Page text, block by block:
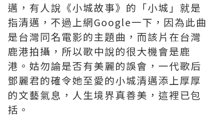
邁，有人說《小城故事》的「小城」就是
指清邁，不過上網Google一下，因為此曲
是台灣同名電影的主題曲，而該片在台灣
鹿港拍攝，所以歌中說的很大機會是鹿
港。姑勿論是否有美麗的誤會，一代歌后
鄧麗君的確令她至愛的小城清邁添上厚厚
的文藝氣息，人生境界真善美，這裡已包
括。